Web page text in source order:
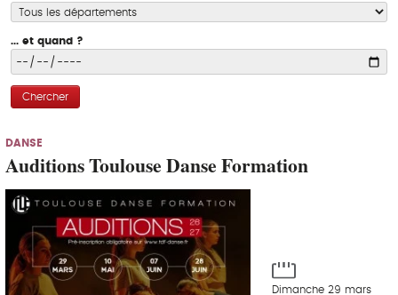
... et quand ?
Chercher
DANSE
Auditions Toulouse Danse Formation
Dimanche 29 mars